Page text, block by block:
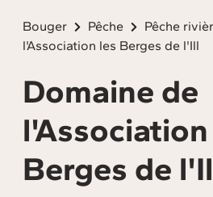
Bouger Pêche Pêche
l'Association les Berges de l'Ill
Domaine de
Berges de